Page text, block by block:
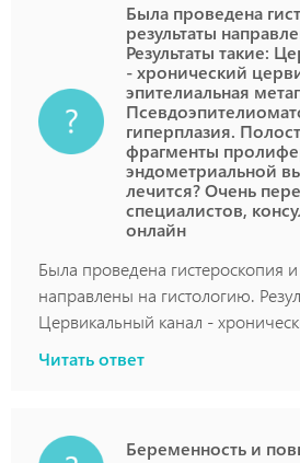
Была проведена
результаты
Результаты такие:
- хронический
эпителиальная
гиперплазия.
фрагменты
эндометриальной
лечится? Очень
специалистов,
онлайн
Была проведена гистероскопия и
направлены на гистологию.
Цервикальный канал -
переживаю.
Читать ответ
Беременность и